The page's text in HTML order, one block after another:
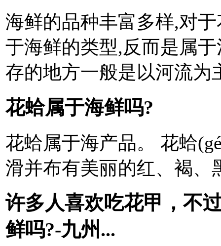
海鲜的品种丰富多样,对
于海鲜的类型,反而是属
存的地方一般是以河流为
花蛤属于海鲜吗?
花蛤属于海产品。 花蛤
滑并布有美丽的红、褐、
许多人喜欢吃花甲，不
鲜吗?-九州...